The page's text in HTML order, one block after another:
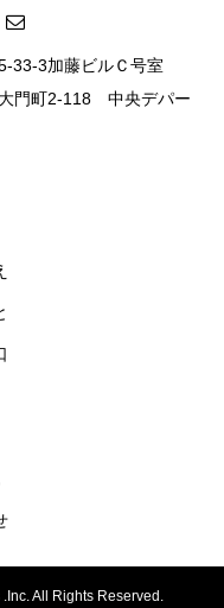
33-3加藤ビルＣ号室
門町2-118 中央デパー
All Rights Reserved.